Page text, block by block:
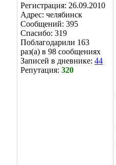
Регистрация: 26.09.2010
Адрес: челябинск
Сообщений: 395
Спасибо: 319
Поблагодарили 163
раз(а) в 98 сообщениях
Записей в дневнике: 44
Репутация: 320